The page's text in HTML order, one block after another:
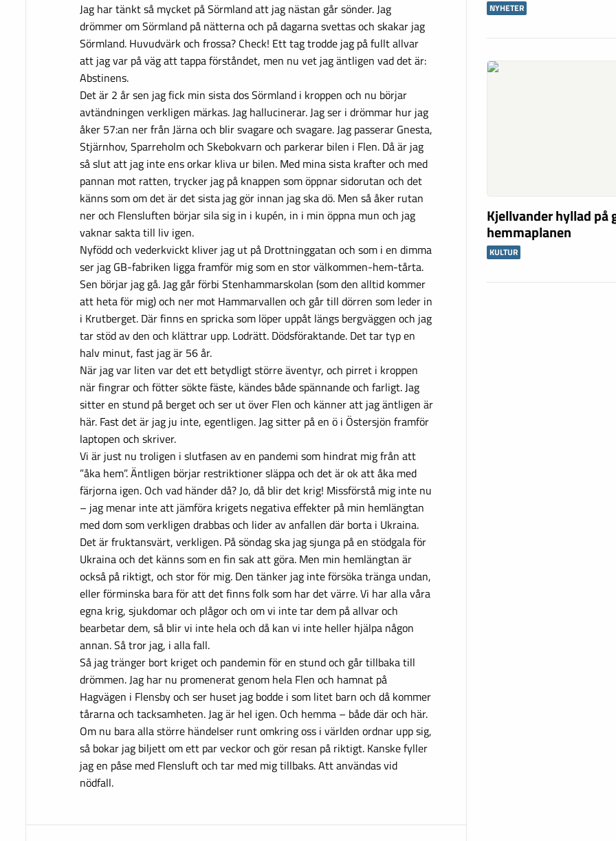
Jag har tänkt så mycket på Sörmland att jag nästan går sönder. Jag
drömmer om Sörmland på nätterna och på dagarna svettas och skakar jag
Sörmland. Huvudvärk och frossa? Check! Ett tag trodde jag på fullt allvar
att jag var på väg att tappa förståndet, men nu vet jag äntligen vad det är:
Abstinens.
Det är 2 år sen jag fick min sista dos Sörmland i kroppen och nu börjar
avtändningen verkligen märkas. Jag hallucinerar. Jag ser i drömmar hur jag
åker 57:an ner från Järna och blir svagare och svagare. Jag passerar Gnesta,
Stjärnhov, Sparreholm och Skebokvarn och parkerar bilen i Flen. Då är jag
så slut att jag inte ens orkar kliva ur bilen. Med mina sista krafter och med
pannan mot ratten, trycker jag på knappen som öppnar sidorutan och det
känns som om det är det sista jag gör innan jag ska dö. Men så åker rutan
ner och Flensluften börjar sila sig in i kupén, in i min öppna mun och jag
vaknar sakta till liv igen.
Nyfödd och vederkvickt kliver jag ut på Drottninggatan och som i en dimma
ser jag GB-fabriken ligga framför mig som en stor välkommen-hem-tårta.
Sen börjar jag gå. Jag går förbi Stenhammarskolan (som den alltid kommer
att heta för mig) och ner mot Hammarvallen och går till dörren som leder in
i Krutberget. Där finns en spricka som löper uppåt längs bergväggen och jag
tar stöd av den och klättrar upp. Lodrätt. Dödsföraktande. Det tar typ en
halv minut, fast jag är 56 år.
När jag var liten var det ett betydligt större äventyr, och pirret i kroppen
när fingrar och fötter sökte fäste, kändes både spännande och farligt. Jag
sitter en stund på berget och ser ut över Flen och känner att jag äntligen är
här. Fast det är jag ju inte, egentligen. Jag sitter på en ö i Östersjön framför
laptopen och skriver.
Vi är just nu troligen i slutfasen av en pandemi som hindrat mig från att
”åka hem”. Äntligen börjar restriktioner släppa och det är ok att åka med
färjorna igen. Och vad händer då? Jo, då blir det krig! Missförstå mig inte nu
– jag menar inte att jämföra krigets negativa effekter på min hemlängtan
med dom som verkligen drabbas och lider av anfallen där borta i Ukraina.
Det är fruktansvärt, verkligen. På söndag ska jag sjunga på en stödgala för
Ukraina och det känns som en fin sak att göra. Men min hemlängtan är
också på riktigt, och stor för mig. Den tänker jag inte försöka tränga undan,
eller förminska bara för att det finns folk som har det värre. Vi har alla våra
egna krig, sjukdomar och plågor och om vi inte tar dem på allvar och
bearbetar dem, så blir vi inte hela och då kan vi inte heller hjälpa någon
annan. Så tror jag, i alla fall.
Så jag tränger bort kriget och pandemin för en stund och går tillbaka till
drömmen. Jag har nu promenerat genom hela Flen och hamnat på
Hagvägen i Flensby och ser huset jag bodde i som litet barn och då kommer
tårarna och tacksamheten. Jag är hel igen. Och hemma – både där och här.
Om nu bara alla större händelser runt omkring oss i världen ordnar upp sig,
så bokar jag biljett om ett par veckor och gör resan på riktigt. Kanske fyller
jag en påse med Flensluft och tar med mig tillbaks. Att användas vid
nödfall.
NYHETER
Kjellvander hyllad på
hemmaplanen
KULTUR